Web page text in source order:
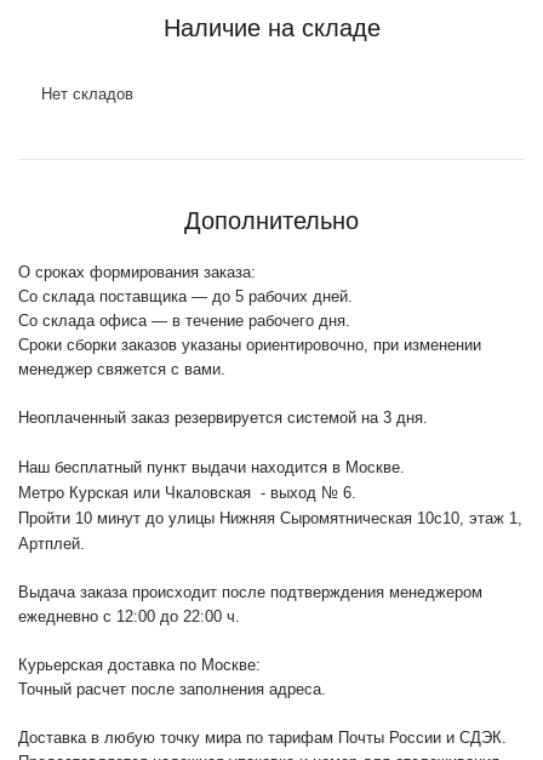
Наличие на складе
Нет складов
Дополнительно
О сроках формирования заказа:
Со склада поставщика — до 5 рабочих дней.
Со склада офиса — в течение рабочего дня.
Сроки сборки заказов указаны ориентировочно, при изменении
менеджер свяжется с вами.
Неоплаченный заказ резервируется системой на 3 дня.
Наш бесплатный пункт выдачи находится в Москве.
Метро Курская или Чкаловская - выход № 6.
Пройти 10 минут до улицы Нижняя Сыромятническая 10с10, этаж 1,
Артплей.
Выдача заказа происходит после подтверждения менеджером
ежедневно с 12:00 до 22:00 ч.
Курьерская доставка по Москве:
Точный расчет после заполнения адреса.
Доставка в любую точку мира по тарифам Почты России и СДЭК.